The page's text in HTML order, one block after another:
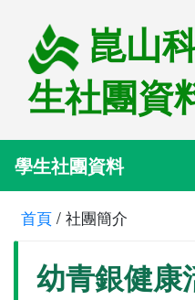
崑山
生社團資
學生社團資料
首頁 / 社團簡介
幼青銀健康